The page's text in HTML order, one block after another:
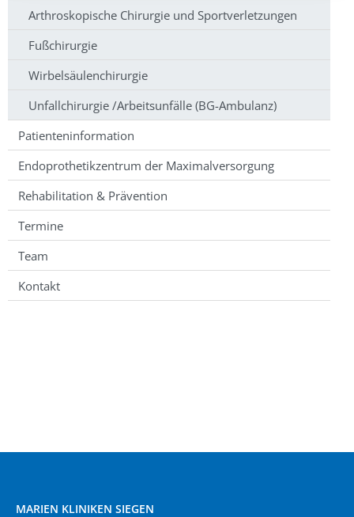
Arthroskopische Chirurgie und Sportverletzungen
Fußchirurgie
Wirbelsäulenchirurgie
Unfallchirurgie /Arbeitsunfälle (BG-Ambulanz)
Patienteninformation
Endoprothetikzentrum der Maximalversorgung
Rehabilitation & Prävention
Termine
Team
Kontakt
MARIEN KLINIKEN SIEGEN